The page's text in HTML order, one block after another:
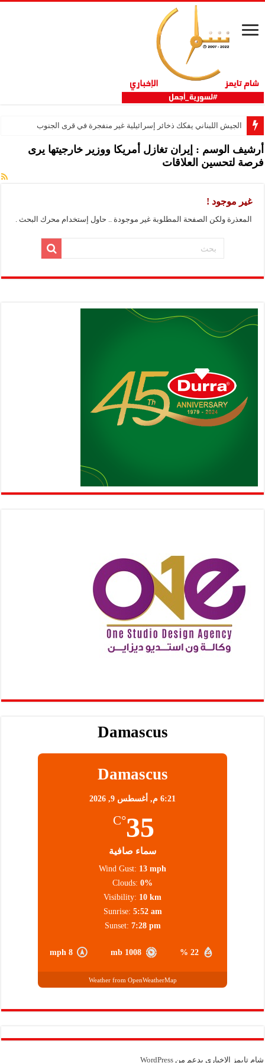
الجيش اللبناني يفكك ذخائر إسرائيلية غير منفجرة في قرى الجنوب
أرشيف الوسم : إيران تغازل أمريكا ووزير خارجيتها يرى
فرصة لتحسين العلاقات
غير موجود !
المعذرة ولكن الصفحة المطلوبة غير موجودة .. حاول إستخدام محرك البحث .
Damascus
Damascus
6:21 م, أغسطس 9, 2026
35
°C
سماء صافية
22 %
1008 mb
8 mph
Wind Gust: 13 mph
Clouds: 0%
Visibility: 10 km
Sunrise: 5:52 am
Sunset: 7:28 pm
Weather from OpenWeatherMap
شام تايمز الإخباري بدعم منWordPress